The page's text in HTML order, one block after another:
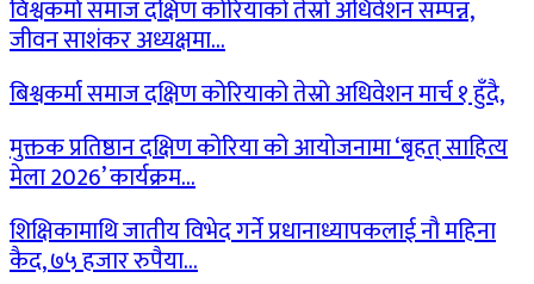
विश्वकर्मा समाज दक्षिण कोरियाको तेस्रो अधिवेशन सम्पन्न,
जीवन साशंकर अध्यक्षमा…
बिश्वकर्मा समाज दक्षिण कोरियाको तेस्रो अधिवेशन मार्च १ हुँदै,
मुक्तक प्रतिष्ठान दक्षिण कोरिया को आयोजनामा ‘बृहत् साहित्य
मेला 2026’ कार्यक्रम…
शिक्षिकामाथि जातीय विभेद गर्ने प्रधानाध्यापकलाई नौ महिना
कैद, ७५ हजार रुपैया…